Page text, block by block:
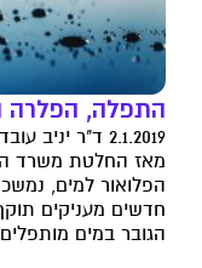
התפלה, הפלרה
2.1.2019 ד"ר יניב עובדיה
מאז החלטת משרד
הפלואור למים,
חדשים מעניקים
הגובר במים